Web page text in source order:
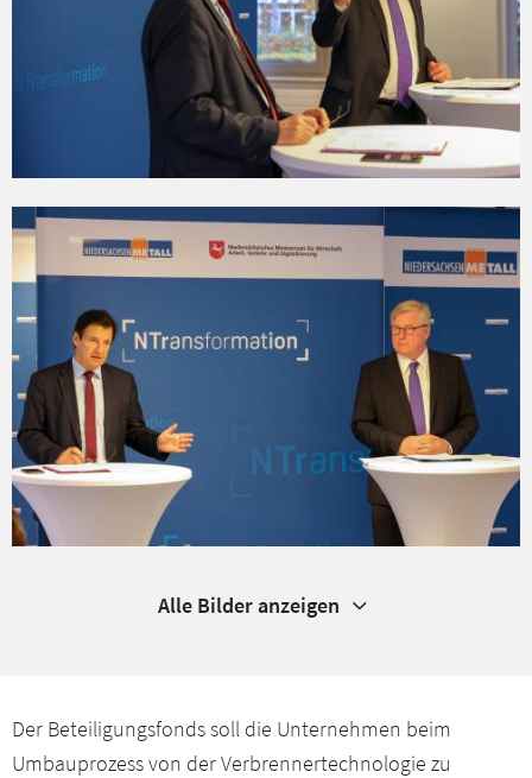
Alle Bilder anzeigen
Der Beteiligungsfonds soll die Unternehmen beim
Umbauprozess von der Verbrennertechnologie zu